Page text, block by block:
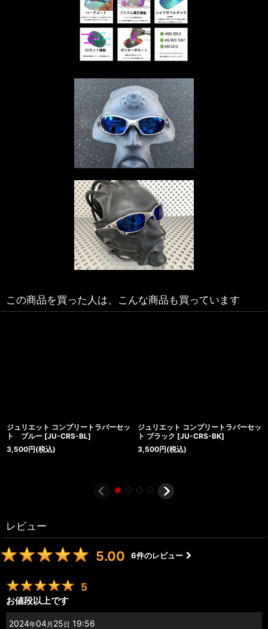
この商品を買った人は、こんな商品も買っています
ジュリエット コンプリートラバーセッ
ト ブルー [JU-CRS-BL]
3,500円(税込)
ジュリエット コンプリートラバーセッ
ト ブラック [JU-CRS-BK]
3,500円(税込)
レビュー
5.00 6件のレビュー
5
お値段以上です
2024年04月 25日 19:56